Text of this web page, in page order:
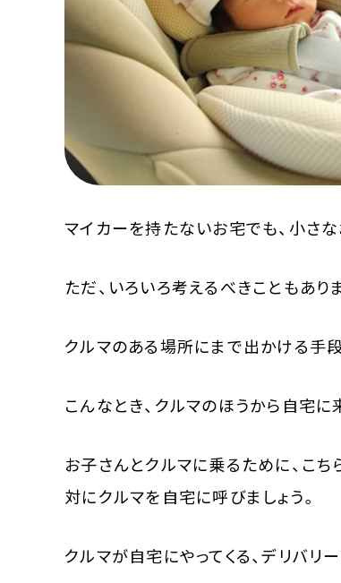
人材募集（ライター、配車スタッフ
マイカーを持たないお宅でも、小さ
ただ、いろいろ考えるべきこともあり
クルマのある場所にまで出かける手
こんなとき、クルマのほうから自宅に
お子さんとクルマに乗るために、こ
対にクルマを自宅に呼びましょう。
クルマが自宅にやってくる、デリバリ